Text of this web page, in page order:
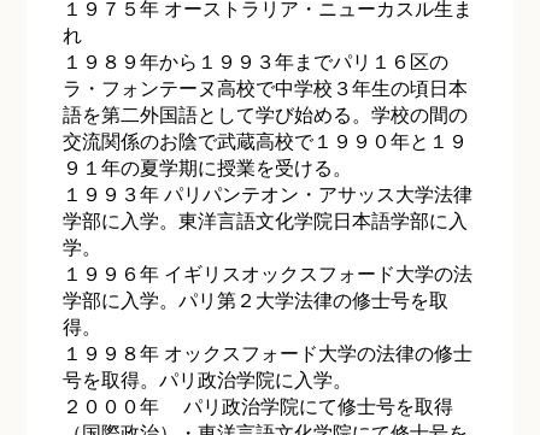
１９７５年 オーストラリア・ニューカスル生ま
れ
１９８９年から１９９３年までパリ１６区の
ラ・フォンテーヌ高校で中学校３年生の頃日本
語を第二外国語として学び始める。学校の間の
交流関係のお陰で武蔵高校で１９９０年と１９
９１年の夏学期に授業を受ける。
１９９３年 パリパンテオン・アサッス大学法律
学部に入学。東洋言語文化学院日本語学部に入
学。
１９９６年 イギリスオックスフォード大学の法
学部に入学。パリ第２大学法律の修士号を取
得。
１９９８年 オックスフォード大学の法律の修士
号を取得。パリ政治学院に入学。
２０００年 パリ政治学院にて修士号を取得